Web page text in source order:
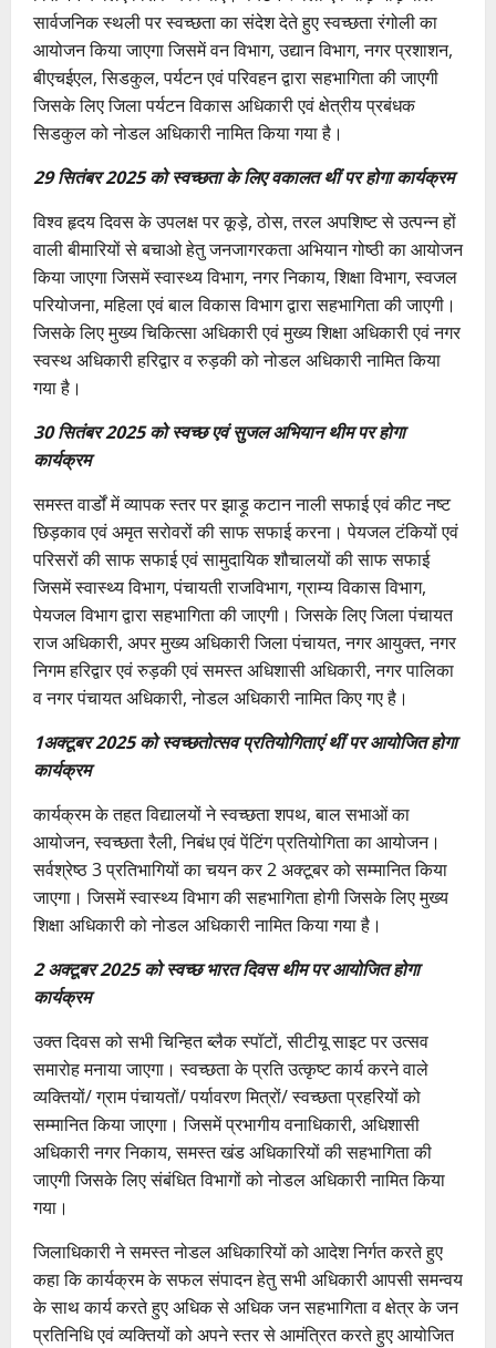
सार्वजनिक स्थली पर स्वच्छता का संदेश देते हुए स्वच्छता रंगोली का
आयोजन किया जाएगा जिसमें वन विभाग, उद्यान विभाग, नगर प्रशाशन,
बीएचईएल, सिडकुल, पर्यटन एवं परिवहन द्वारा सहभागिता की जाएगी
जिसके लिए जिला पर्यटन विकास अधिकारी एवं क्षेत्रीय प्रबंधक
सिडकुल को नोडल अधिकारी नामित किया गया है।
29 सितंबर 2025 को स्वच्छता के लिए वकालत थीं पर होगा कार्यक्रम
विश्व हृदय दिवस के उपलक्ष पर कूड़े, ठोस, तरल अपशिष्ट से उत्पन्न हों
वाली बीमारियों से बचाओ हेतु जनजागरकता अभियान गोष्ठी का आयोजन
किया जाएगा जिसमें स्वास्थ्य विभाग, नगर निकाय, शिक्षा विभाग, स्वजल
परियोजना, महिला एवं बाल विकास विभाग द्वारा सहभागिता की जाएगी।
जिसके लिए मुख्य चिकित्सा अधिकारी एवं मुख्य शिक्षा अधिकारी एवं नगर
स्वस्थ अधिकारी हरिद्वार व रुड़की को नोडल अधिकारी नामित किया
गया है।
30 सितंबर 2025 को स्वच्छ एवं सुजल अभियान थीम पर होगा
कार्यक्रम
समस्त वार्डों में व्यापक स्तर पर झाड़ू कटान नाली सफाई एवं कीट नष्ट
छिड़काव एवं अमृत सरोवरों की साफ सफाई करना। पेयजल टंकियों एवं
परिसरों की साफ सफाई एवं सामुदायिक शौचालयों की साफ सफाई
जिसमें स्वास्थ्य विभाग, पंचायती राजविभाग, ग्राम्य विकास विभाग,
पेयजल विभाग द्वारा सहभागिता की जाएगी। जिसके लिए जिला पंचायत
राज अधिकारी, अपर मुख्य अधिकारी जिला पंचायत, नगर आयुक्त, नगर
निगम हरिद्वार एवं रुड़की एवं समस्त अधिशासी अधिकारी, नगर पालिका
व नगर पंचायत अधिकारी, नोडल अधिकारी नामित किए गए है।
1अक्टूबर 2025 को स्वच्छतोत्सव प्रतियोगिताएं थीं पर आयोजित होगा
कार्यक्रम
कार्यक्रम के तहत विद्यालयों ने स्वच्छता शपथ, बाल सभाओं का
आयोजन, स्वच्छता रैली, निबंध एवं पेंटिंग प्रतियोगिता का आयोजन।
सर्वश्रेष्ठ 3 प्रतिभागियों का चयन कर 2 अक्टूबर को सम्मानित किया
जाएगा। जिसमें स्वास्थ्य विभाग की सहभागिता होगी जिसके लिए मुख्य
शिक्षा अधिकारी को नोडल अधिकारी नामित किया गया है।
2 अक्टूबर 2025 को स्वच्छ भारत दिवस थीम पर आयोजित होगा
कार्यक्रम
उक्त दिवस को सभी चिन्हित ब्लैक स्पॉटों, सीटीयू साइट पर उत्सव
समारोह मनाया जाएगा। स्वच्छता के प्रति उत्कृष्ट कार्य करने वाले
व्यक्तियों/ ग्राम पंचायतों/ पर्यावरण मित्रों/ स्वच्छता प्रहरियों को
सम्मानित किया जाएगा। जिसमें प्रभागीय वनाधिकारी, अधिशासी
अधिकारी नगर निकाय, समस्त खंड अधिकारियों की सहभागिता की
जाएगी जिसके लिए संबंधित विभागों को नोडल अधिकारी नामित किया
गया।
जिलाधिकारी ने समस्त नोडल अधिकारियों को आदेश निर्गत करते हुए
कहा कि कार्यक्रम के सफल संपादन हेतु सभी अधिकारी आपसी समन्वय
के साथ कार्य करते हुए अधिक से अधिक जन सहभागिता व क्षेत्र के जन
प्रतिनिधि एवं व्यक्तियों को अपने स्तर से आमंत्रित करते हुए आयोजित